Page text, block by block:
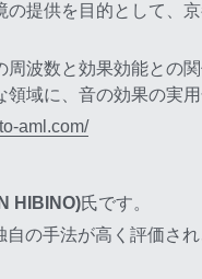
提供を目的として、
波数と効果効能との
域に、音の効果の実用
aml.com/
HIBINO)氏です。
の手法が高く評価され